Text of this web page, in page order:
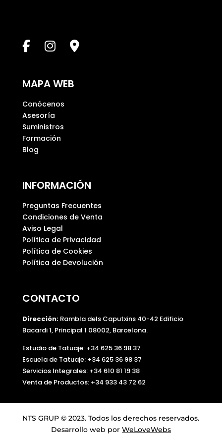
c
a
o
a
c
í
o
.
MAPA WEB
Conócenos
Asesoría
Suministros
Formación
Blog
INFORMACIÓN
Preguntas Frecuentes
Condiciones de Venta
Aviso Legal
Política de Privacidad
Política de Cookies
Política de Devolución
CONTACTO
Dirección:Rambla dels Caputxins 40-42 Edificio
Bacardi 1, Principal 1 08002, Barcelona.
Estudio de Tatuaje: +34 625 36 98 37
Escuela de Tatuaje: +34 625 36 98 37
Servicios Integrales: +34 610 81 19 38
Venta de Productos: +34 933 43 72 62
NTS GRUP © 2023. Todos los derechos reservados.
Desarrollo web por WeLoveWebs